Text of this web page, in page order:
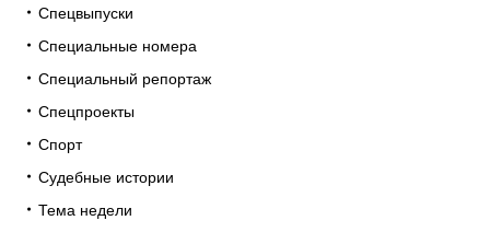
Спецвыпуски
Специальные номера
Специальный репортаж
Спецпроекты
Спорт
Судебные истории
Тема недели